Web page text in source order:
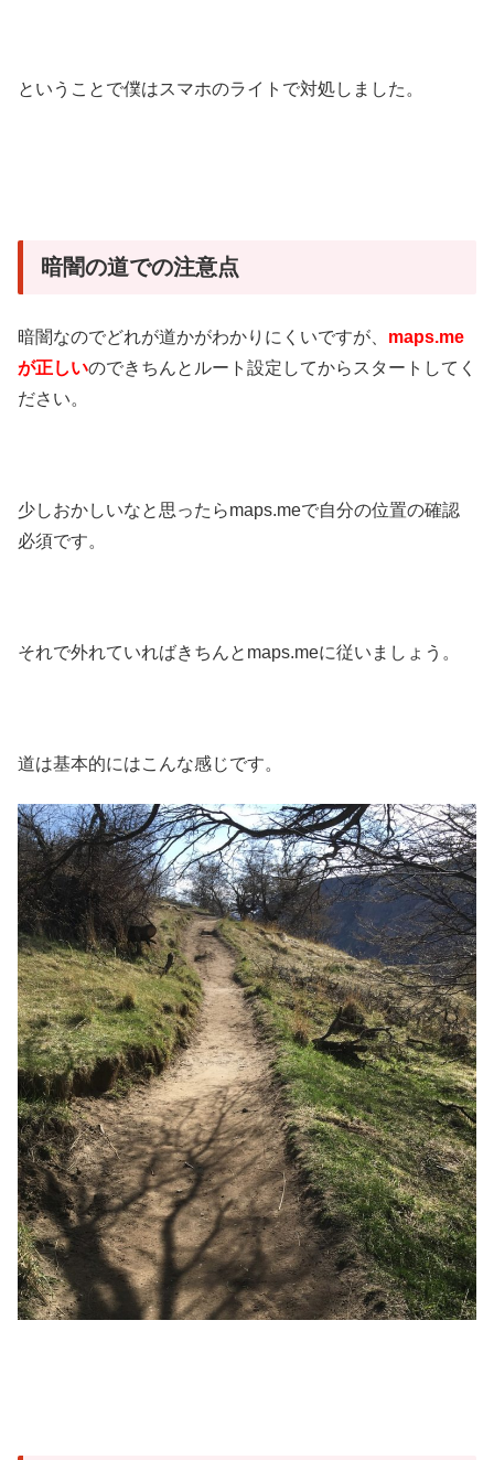
ということで僕はスマホのライトで対処しました。
暗闇の道での注意点
暗闇なのでどれが道かがわかりにくいですが、 maps.me
が正しいのできちんとルート設定してからスタートしてく
ださい。
少しおかしいなと思ったらmaps.meで自分の位置の確認
必須です。
それで外れていればきちんとmaps.meに従いましょう。
道は基本的にはこんな感じです。